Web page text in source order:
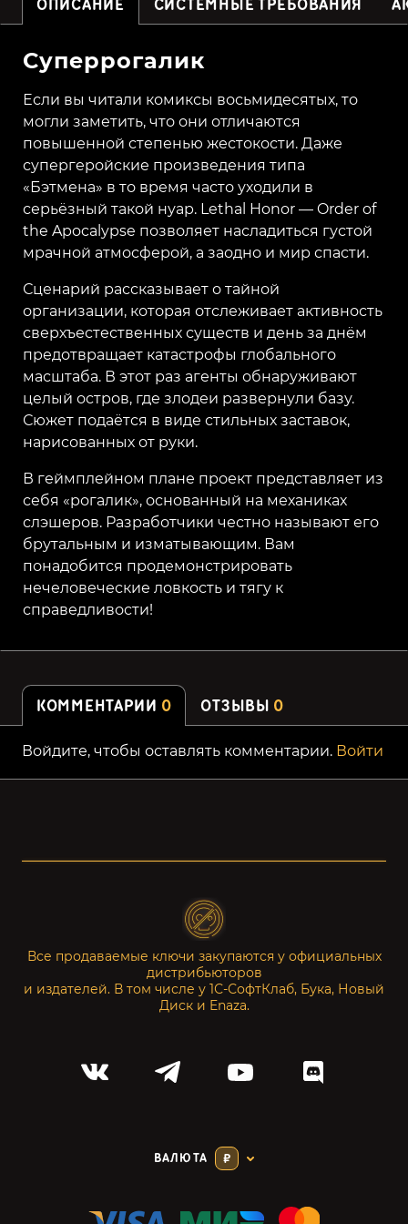
ОПИСАНИЕ СИСТЕМНЫЕ ТРЕБОВАНИЯ
Суперрогалик
Если вы читали комиксы восьмидесятых, то
могли заметить, что они отличаются
повышенной степенью жестокости. Даже
супергеройские произведения типа
«Бэтмена» в то время часто уходили в
серьёзный такой нуар. Lethal Honor — Order of
the Apocalypse позволяет насладиться густой
мрачной атмосферой, а заодно и мир спасти.
Сценарий рассказывает о тайной
организации, которая отслеживает активность
сверхъестественных существ и день за днём
предотвращает катастрофы глобального
масштаба. В этот раз агенты обнаруживают
целый остров, где злодеи развернули базу.
Сюжет подаётся в виде стильных заставок,
нарисованных от руки.
В геймплейном плане проект представляет из
себя «рогалик», основанный на механиках
слэшеров. Разработчики честно называют его
брутальным и изматывающим. Вам
понадобится продемонстрировать
нечеловеческие ловкость и тягу к
справедливости!
КОММЕНТАРИИ 0 ОТЗЫВЫ 0
Войдите, чтобы оставлять комментарии. Войти
Все продаваемые ключи закупаются у официальных
дистрибьюторов
и издателей. В том числе у 1С-СофтКлаб, Бука, Новый
Диск и Enaza.
ВАЛЮТА ₽